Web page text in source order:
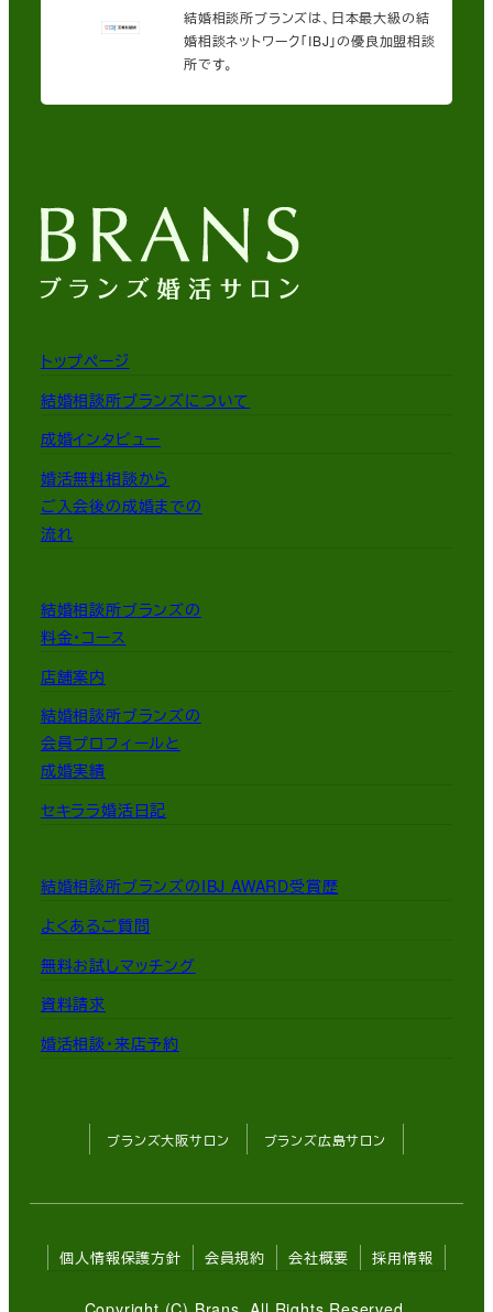
結婚相談所ブランズは、日本最大級の結
婚相談ネットワーク「IBJ」の優良加盟相談
所です。
トップページ
結婚相談所ブランズについて
成婚インタビュー
婚活無料相談から
ご入会後の成婚までの
流れ
結婚相談所ブランズの
料金・コース
店舗案内
結婚相談所ブランズの
会員プロフィールと
成婚実績
セキララ婚活日記
結婚相談所ブランズのIBJ AWARD受賞歴
よくあるご質問
無料お試しマッチング
資料請求
婚活相談・来店予約
ブランズ大阪サロン ブランズ広島サロン
個人情報保護方針 会員規約 会社概要 採用情報